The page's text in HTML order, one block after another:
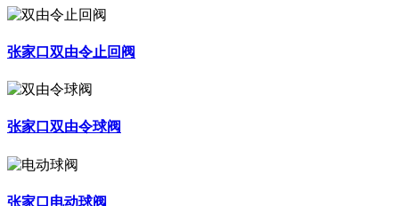
张家口双由令止回阀
张家口双由令球阀
张家口电动球阀